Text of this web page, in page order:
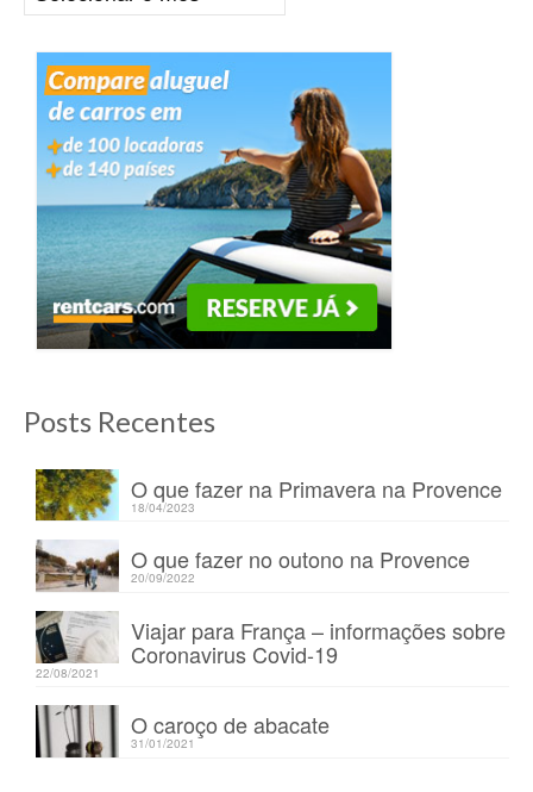
Posts Recentes
O que fazer na Primavera na Provence
18/04/2023
O que fazer no outono na Provence
20/09/2022
Viajar para França – informações sobre
Coronavirus Covid-19
22/08/2021
O caroço de abacate
31/01/2021